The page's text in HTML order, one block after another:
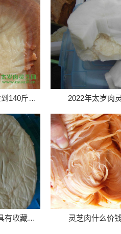
太岁肉灵芝多少钱1斤？农民捡到140斤太岁价值百万 2022年太岁肉
野生白灵芝肉的价格贵，但是具有收藏价值 灵芝肉什么价